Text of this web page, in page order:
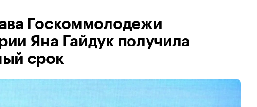
Госкоммолодежи
Яна Гайдук получила
срок